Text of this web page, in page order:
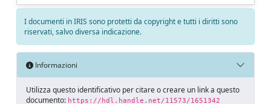
I documenti in IRIS sono protetti da copyright e tutti i diritti sono
riservati, salvo diversa indicazione.
Informazioni
Utilizza questo identificativo per citare o creare un link a questo
documento: https://hdl.handle.net/11573/1651342